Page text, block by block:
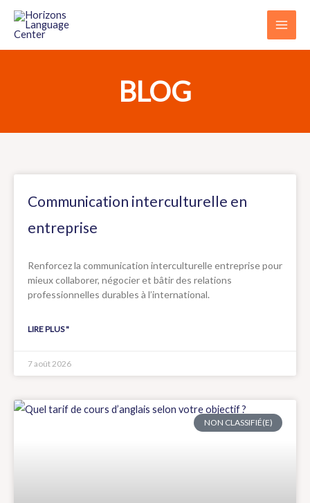
Aller
BLOG
Communication interculturelle en
entreprise
Renforcez la communication interculturelle entreprise pour
mieux collaborer, négocier et bâtir des relations
professionnelles durables à l’international.
LIRE PLUS "
7 août 2026
NON CLASSIFIÉ(E)